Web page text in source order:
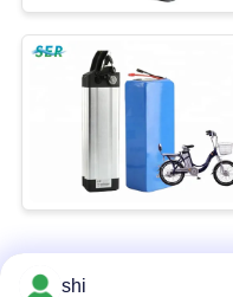
Catégories
shi